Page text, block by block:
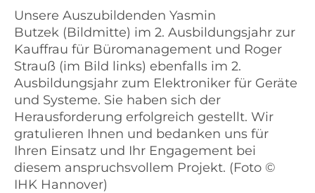
Unsere Auszubildenden Yasmin
Butzek (Bildmitte) im 2. Ausbildungsjahr zur
Kauffrau für Büromanagement und Roger
Strauß (im Bild links) ebenfalls im 2.
Ausbildungsjahr zum Elektroniker für Geräte
und Systeme. Sie haben sich der
Herausforderung erfolgreich gestellt. Wir
gratulieren Ihnen und bedanken uns für
Ihren Einsatz und Ihr Engagement bei
diesem anspruchsvollem Projekt. (Foto ©
IHK Hannover)